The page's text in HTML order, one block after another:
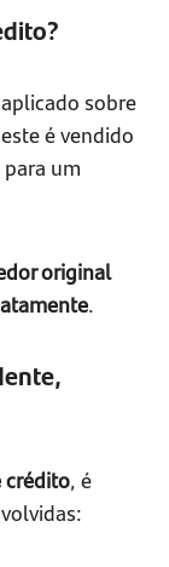
sobre
é vendido
um
original
.
crédito, é